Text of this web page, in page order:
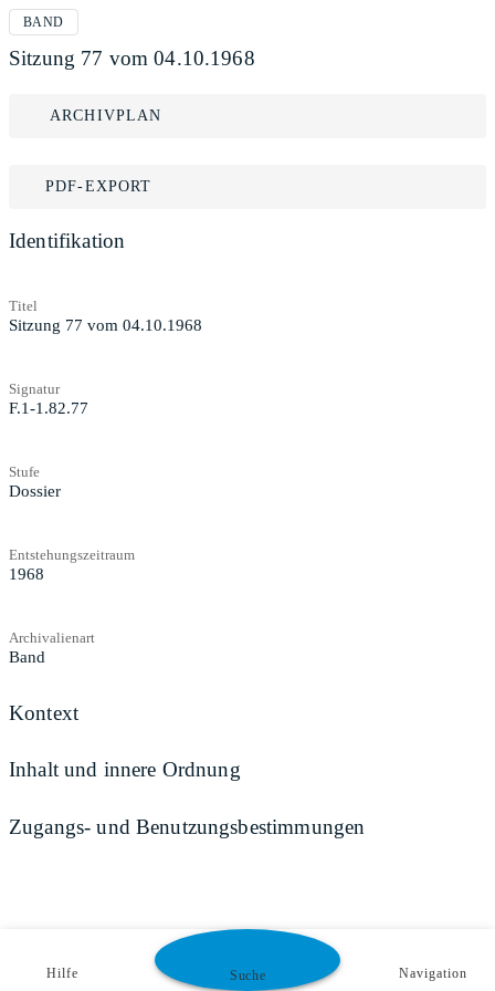
BAND
Sitzung 77 vom 04.10.1968
ARCHIVPLAN
PDF-EXPORT
Identifikation
Titel
Sitzung 77 vom 04.10.1968
Signatur
F.1-1.82.77
Stufe
Dossier
Entstehungszeitraum
1968
Archivalienart
Band
Kontext
Inhalt und innere Ordnung
Zugangs- und Benutzungsbestimmungen
Hilfe Suche Navigation